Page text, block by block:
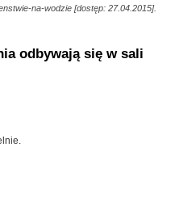
na-wodzie [dostęp: 27.04.2015].
odbywają się w sali